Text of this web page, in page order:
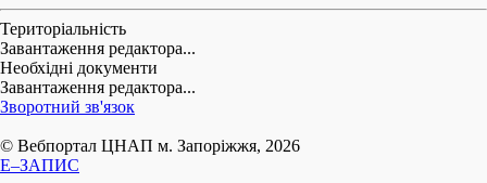
Територіальність
Завантаження редактора...
Необхідні документи
Завантаження редактора...
Зворотний зв'язок
© Вебпортал ЦНАП м. Запоріжжя, 2026
E–ЗАПИС